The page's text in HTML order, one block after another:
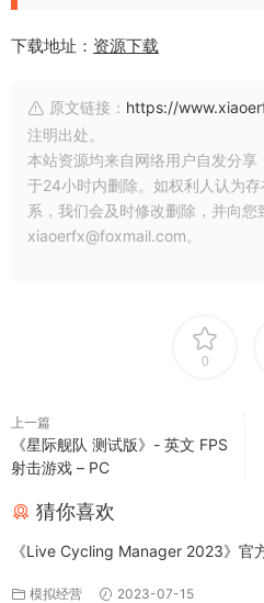
下载地址： 资源下载
原文链接： https://
注明出处。
本站资源均来自网络用户自发分
于24小时内删除。如权利人认为
系，我们会及时修改删除，并向您
xiaoerfx@foxmail.com。
0
上一篇
《星际舰队 测试版》- 英文 FPS
射击游戏 – PC
猜你喜欢
《Live Cycling Manager 2023》官
模拟经营 2023-07-15